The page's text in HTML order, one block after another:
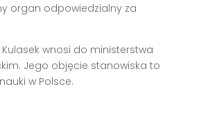
organ odpowiedzialny za
wnosi do ministerstwa
Jego objęcie stanowiska to
w Polsce.